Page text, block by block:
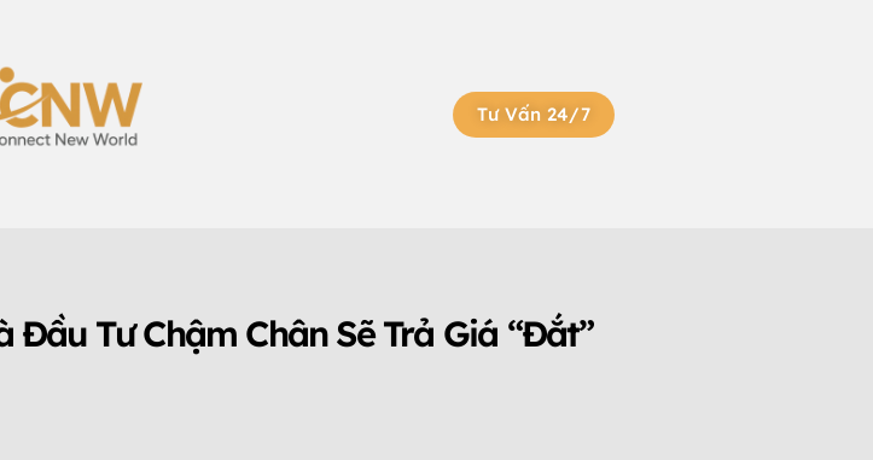
Tư Vấn 24/7
Đầu Tư Chậm Chân Sẽ Trả Giá “Đắt”